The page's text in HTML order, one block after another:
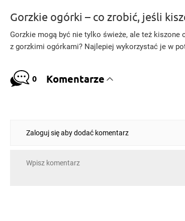
Gorzkie ogórki – co zrobić, jeśli
Gorzkie mogą być nie tylko świeże, ale też
z gorzkimi ogórkami? Najlepiej wykorzystać je w
0 Komentarze
Zaloguj się aby dodać komentarz